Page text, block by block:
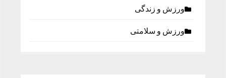
ورزش و زندگی
ورزش و سلامتی